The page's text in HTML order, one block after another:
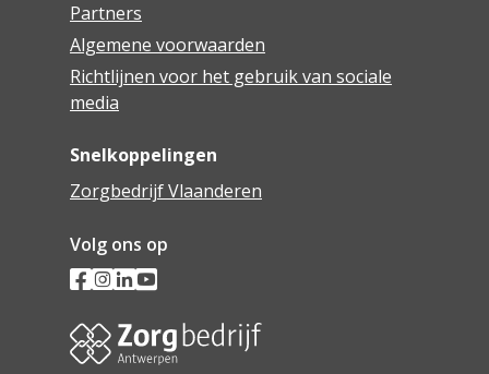
Partners
Algemene voorwaarden
Richtlijnen voor het gebruik van sociale
media
Snelkoppelingen
Zorgbedrijf Vlaanderen
Volg ons op